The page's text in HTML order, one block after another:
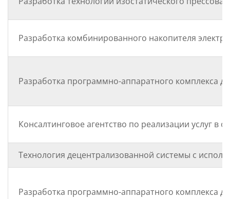
Разработка комбинированного накопителя
Разработка программно-аппаратного комплекса
Консалтинговое агентство по реализации услуг
Технология децентрализованной системы с
Разработка программно-аппаратного комплекса